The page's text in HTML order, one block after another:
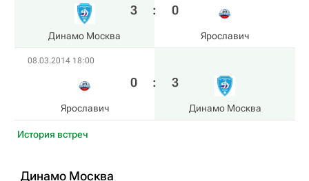
Динамо Москва
3 : 0
Ярославич
08.03.2014 18:00
Ярославич
0 : 3
Динамо Москва
История встреч
Динамо Москва